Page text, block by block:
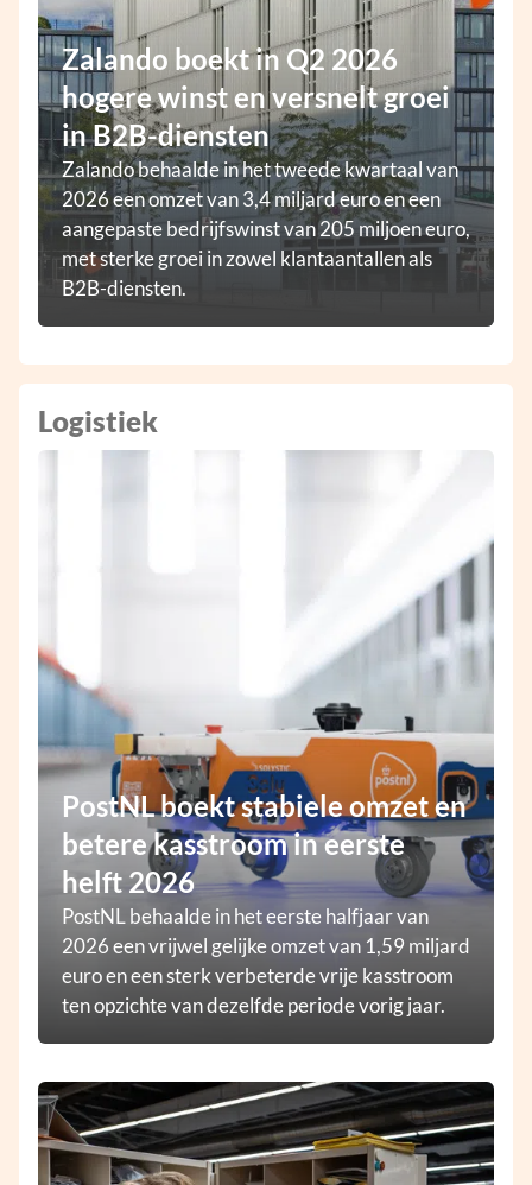
Zalando boekt in Q2 2026
hogere winst en versnelt groei
in B2B-diensten
Zalando behaalde in het tweede kwartaal van
2026 een omzet van 3,4 miljard euro en een
aangepaste bedrijfswinst van 205 miljoen euro,
met sterke groei in zowel klantaantallen als
B2B-diensten.
Logistiek
PostNL boekt stabiele omzet en
betere kasstroom in eerste
helft 2026
PostNL behaalde in het eerste halfjaar van
2026 een vrijwel gelijke omzet van 1,59 miljard
euro en een sterk verbeterde vrije kasstroom
ten opzichte van dezelfde periode vorig jaar.